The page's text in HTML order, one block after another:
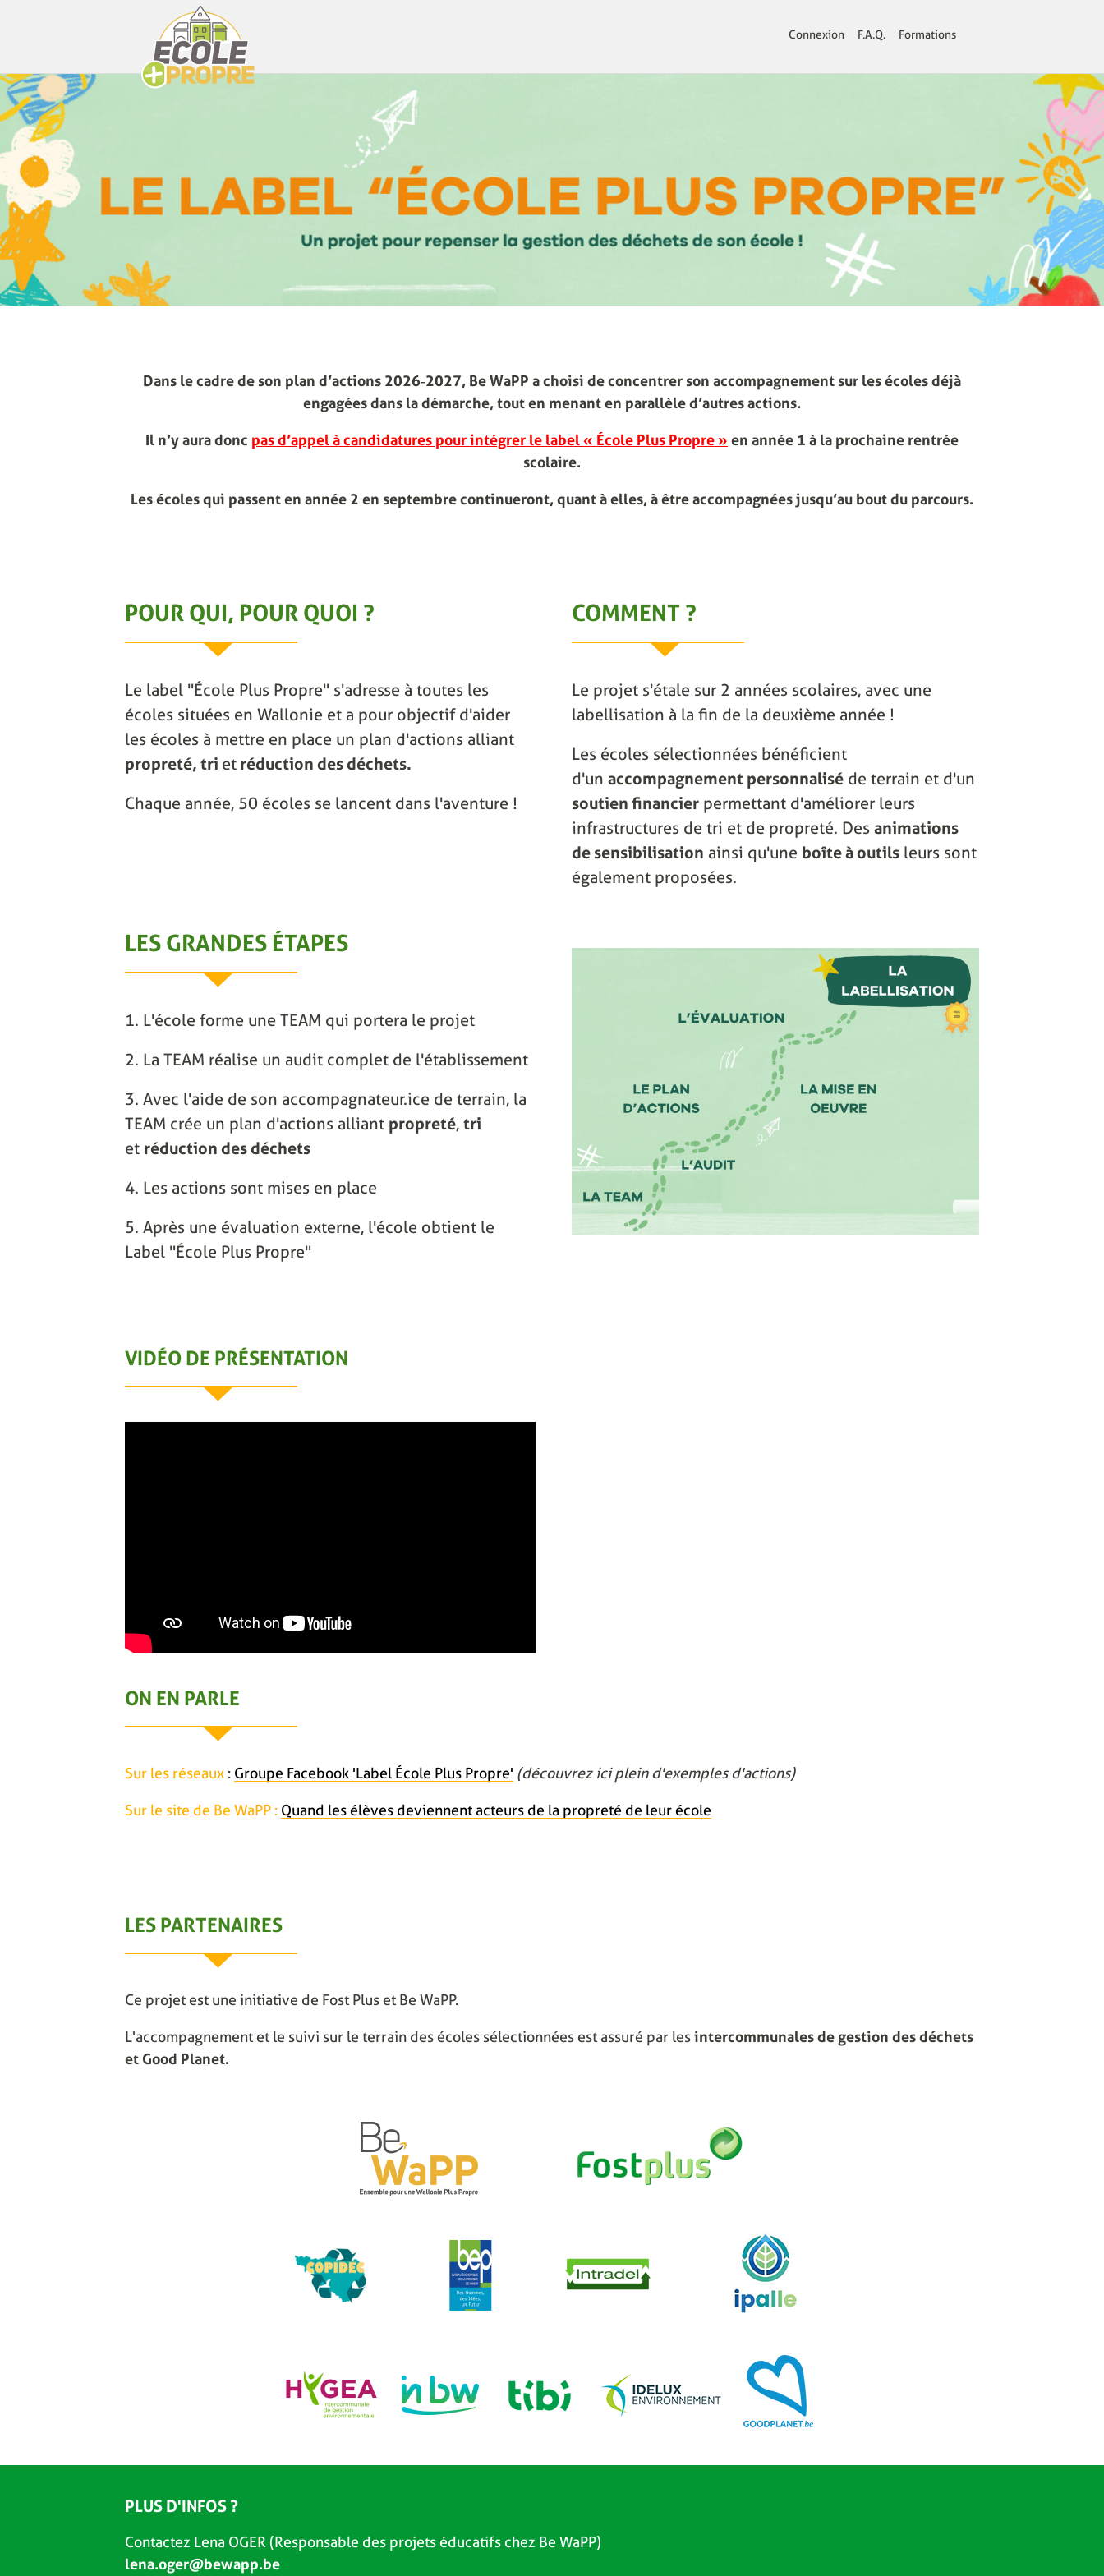
Connexion F.A.Q. Formations
Dans le cadre de son plan d’actions 2026‑2027, Be WaPP a choisi de concentrer son accompagnement sur les écoles déjà
engagées dans la démarche, tout en menant en parallèle d’autres actions.
Il n’y aura donc pas d’appel à candidatures pour intégrer le label « École Plus Propre » en année 1 à la prochaine rentrée
scolaire.
Les écoles qui passent en année 2 en septembre continueront, quant à elles, à être accompagnées jusqu’au bout du parcours.
POUR QUI, POUR QUOI ?
Le label "École Plus Propre" s'adresse à toutes les
écoles situées en Wallonie et a pour objectif d'aider
les écoles à mettre en place un plan d'actions alliant
propreté, tri et réduction des déchets.
Chaque année, 50 écoles se lancent dans l'aventure !
COMMENT ?
Le projet s'étale sur 2 années scolaires, avec une
labellisation à la fin de la deuxième année !
Les écoles sélectionnées bénéficient
d'un accompagnement personnalisé de terrain et d'un
soutien financier permettant d'améliorer leurs
infrastructures de tri et de propreté. Des animations
de sensibilisation ainsi qu'une boîte à outils leurs sont
également proposées.
LES GRANDES ÉTAPES
1. L'école forme une TEAM qui portera le projet
2. La TEAM réalise un audit complet de l'établissement
3. Avec l'aide de son accompagnateur.ice de terrain, la
TEAM crée un plan d'actions alliant propreté, tri
et réduction des déchets
4. Les actions sont mises en place
5. Après une évaluation externe, l'école obtient le
Label "École Plus Propre"
VIDÉO DE PRÉSENTATION
ON EN PARLE
Sur les réseaux : Groupe Facebook 'Label École Plus Propre' (découvrez ici plein d'exemples d'actions)
Sur le site de Be WaPP : Quand les élèves deviennent acteurs de la propreté de leur école
LES PARTENAIRES
Ce projet est une initiative de Fost Plus et Be WaPP.
L'accompagnement et le suivi sur le terrain des écoles sélectionnées est assuré par lesintercommunales de gestion des déchets
et Good Planet.
PLUS D'INFOS ?
Contactez Lena OGER (Responsable des projets éducatifs chez Be WaPP)
lena.oger@bewapp.be